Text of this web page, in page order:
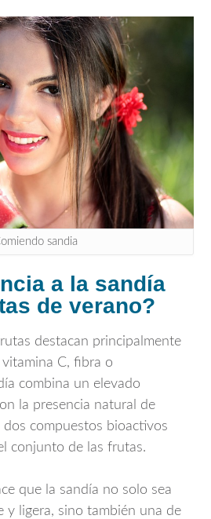
sandia
a la sandía
de verano?
destacan principalmente
C, fibra o
combina un elevado
la presencia natural de
dos compuestos bioactivos
conjunto de las frutas.
que la sandía no solo sea
y ligera, sino también una de